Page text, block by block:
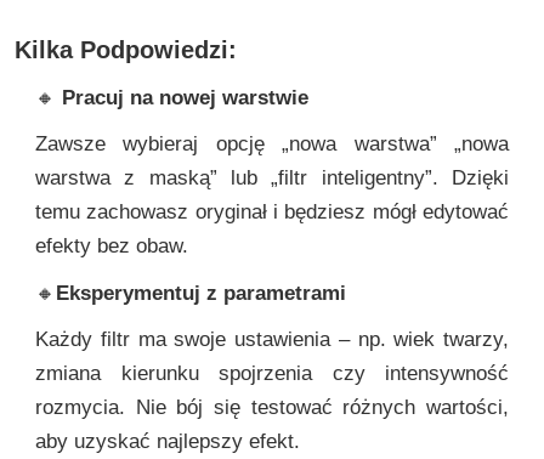
Kilka Podpowiedzi:
🔸 Pracuj na nowej warstwie
Zawsze wybieraj opcję „nowa warstwa” „nowa
warstwa z maską” lub „filtr inteligentny”. Dzięki
temu zachowasz oryginał i będziesz mógł edytować
efekty bez obaw.
🔸 Eksperymentuj z parametrami
Każdy filtr ma swoje ustawienia – np. wiek twarzy,
zmiana kierunku spojrzenia czy intensywność
rozmycia. Nie bój się testować różnych wartości,
aby uzyskać najlepszy efekt.